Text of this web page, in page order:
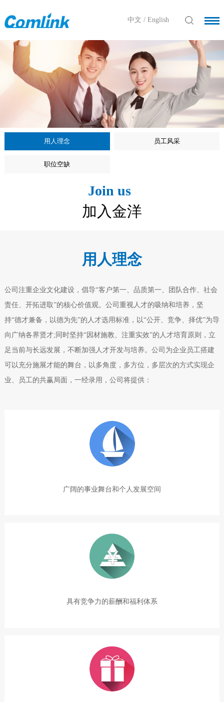
中文 /English
用人理念 员工风采
职位空缺
Join us
加入金洋
用人理念
公司注重企业文化建设，倡导“客户第一、品质第一、团队合作、社会
责任、开拓进取”的核心价值观。公司重视人才的吸纳和培养，坚
持“德才兼备，以德为先”的人才选用标准，以“公开、竞争、择优”为导
向广纳各界贤才;同时坚持“因材施教、注重实效”的人才培育原则，立
足当前与长远发展，不断加强人才开发与培养。公司为企业员工搭建
可以充分施展才能的舞台，以多角度，多方位，多层次的方式实现企
业、员工的共赢局面，一经录用，公司将提供：
广阔的事业舞台和个人发展空间
具有竞争力的薪酬和福利体系